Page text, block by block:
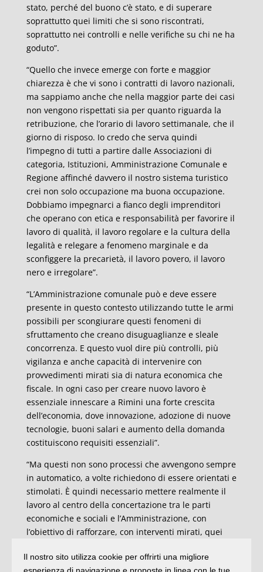
stato, perché del buono c’è stato, e di superare
soprattutto quei limiti che si sono riscontrati,
soprattutto nei controlli e nelle verifiche su chi ne ha
goduto”.
“Quello che invece emerge con forte e maggior
chiarezza è che vi sono i contratti di lavoro nazionali,
ma sappiamo anche che nella maggior parte dei casi
non vengono rispettati sia per quanto riguarda la
retribuzione, che l’orario di lavoro settimanale, che il
giorno di risposo. Io credo che serva quindi
l’impegno di tutti a partire dalle Associazioni di
categoria, Istituzioni, Amministrazione Comunale e
Regione affinché davvero il nostro sistema turistico
crei non solo occupazione ma buona occupazione.
Dobbiamo impegnarci a fianco degli imprenditori
che operano con etica e responsabilità per favorire il
lavoro di qualità, il lavoro regolare e la cultura della
legalità e relegare a fenomeno marginale e da
sconfiggere la precarietà, il lavoro povero, il lavoro
nero e irregolare”.
“L’Amministrazione comunale può e deve essere
presente in questo contesto utilizzando tutte le armi
possibili per scongiurare questi fenomeni di
sfruttamento che creano disuguaglianze e sleale
concorrenza. E questo vuol dire più controlli, più
vigilanza e anche capacità di intervenire con
provvedimenti mirati sia di natura economica che
fiscale. In ogni caso per creare nuovo lavoro è
essenziale innescare a Rimini una forte crescita
dell’economia, dove innovazione, adozione di nuove
tecnologie, buoni salari e aumento della domanda
costituiscono requisiti essenziali”.
“Ma questi non sono processi che avvengono sempre
in automatico, a volte richiedono di essere orientati e
stimolati. È quindi necessario mettere realmente il
lavoro al centro della concertazione tra le parti
economiche e sociali e l’Amministrazione, con
l’obiettivo di rafforzare, con interventi mirati, quei
turistica, che pur disponendo di un mercato in
Il nostro sito utilizza cookie per offrirti una migliore